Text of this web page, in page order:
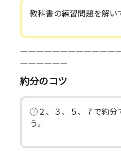
教科書の練習問題を解い
ーーーーーーーーーーーー
ーーーーーー
約分のコツ
①２、３、５、７で約分
う。